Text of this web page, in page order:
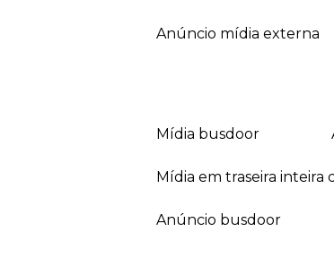
anúncio mídia externa
mídia busdoor
mídia em traseira
anúncio busdoor